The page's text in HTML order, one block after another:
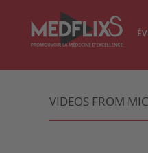
VIDEOS FROM